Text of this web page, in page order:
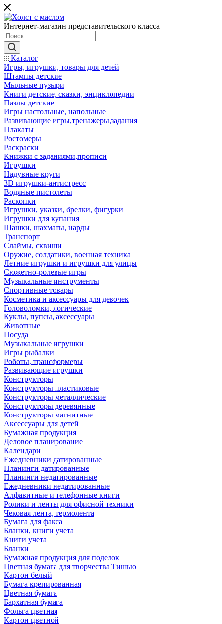
Интернет-магазин представительского класса
Каталог
Игры, игрушки, товары для детей
Штампы детские
Мыльные пузыри
Книги детские, сказки, энциклопедии
Пазлы детские
Игры настольные, напольные
Развивающие игры,тренажеры,задания
Плакаты
Ростомеры
Раскраски
Книжки с заданиями,прописи
Игрушки
Надувные круги
3D игрушки-антистресс
Водяные пистолеты
Раскопки
Игрушки, указки, брелки, фигурки
Игрушки для купания
Шашки, шахматы, нарды
Транспорт
Слаймы, сквиши
Оружие, солдатики, военная техника
Летние игрушки и игрушки для улицы
Сюжетно-ролевые игры
Музыкальные инструменты
Спортивные товары
Косметика и аксессуары для девочек
Головоломки, логические
Куклы, пупсы, аксессуары
Животные
Посуда
Музыкальные игрушки
Игры рыбалки
Роботы, трансформеры
Развивающие игрушки
Конструкторы
Конструкторы пластиковые
Конструкторы металлические
Конструкторы деревянные
Конструкторы магнитные
Аксессуары для детей
Бумажная продукция
Деловое планирование
Календари
Ежедневники датированные
Планинги датированные
Планинги недатированные
Ежедневники недатированные
Алфавитные и телефонные книги
Ролики и ленты для офисной техники
Чековая лента, термолента
Бумага для факса
Бланки, книги учета
Книги учета
Бланки
Бумажная продукция для поделок
Цветная бумага для творчества Тишью
Картон белый
Бумага крепированная
Цветная бумага
Бархатная бумага
Фольга цветная
Картон цветной